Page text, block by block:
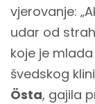
vjerovanje:
udar od
koje je
švedskog
Östa, gajila